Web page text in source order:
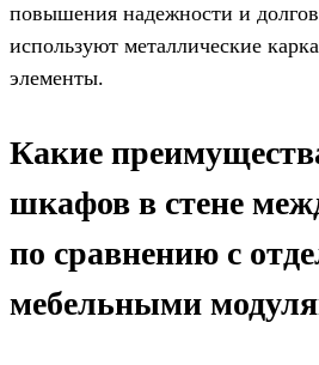
повышения надежности и
используют металлические
элементы.
Какие
шкафов в стене
по сравнению с
мебельными